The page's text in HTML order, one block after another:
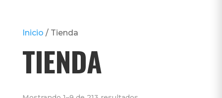
Inicio / Tienda
TIENDA